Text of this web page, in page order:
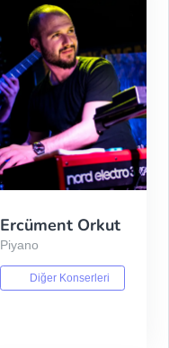
Ercüment Orkut
Piyano
Diğer Konserleri